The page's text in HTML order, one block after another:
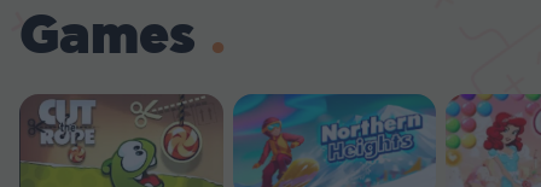
Games